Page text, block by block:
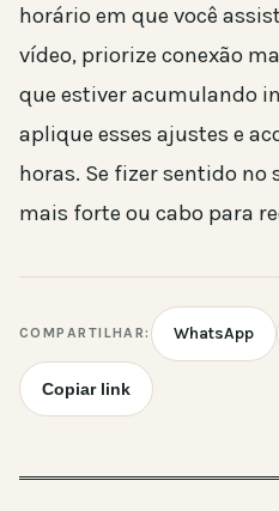
horário em que você
vídeo, priorize conexão
que estiver acumulando
aplique esses ajustes e
horas. Se fizer sentido no
mais forte ou cabo para
COMPARTILHAR: WhatsApp
Copiar link